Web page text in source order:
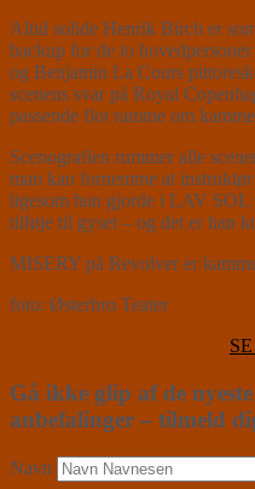
Altid solide Henrik Birch er
backup for de to
og Benjamin La Cours
scenens svar på Royal
passende flot ramme om
Scenografien rummer alle
man kan fornemme at
ligesom han gjorde i LAV SOL
tilføje til gyset – og det er han
MISERY på Revolver er
foto: Østerbro Teater
Gå ikke glip af de
anbefalinger – tilmeld
Navn